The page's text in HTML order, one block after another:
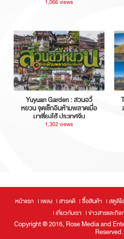
กวางตุ้ง ประเทศจีน
1,066 views
Yuyuan Garden : สวนอวี้
หยวน จุดเช็กอินห้ามพลาดเมื่อ
มาเซี่ยงไฮ้ ประเทศจีน
1,302 views
หน้าแรก เพลง สารคดี ซื้อสินค้า สตูดิโ
เกี่ยวกับเรา
ข่าวสารและกิจ
Copyright ® 2016, Rose Media and
Reserved.